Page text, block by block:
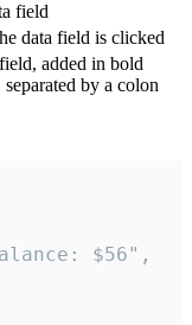
field
data field is clicked
added in bold
by a colon
$56",